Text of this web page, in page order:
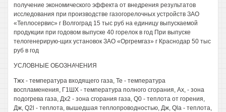
получение экономического эффекта от внедрения результатов
исследования при производстве газогорелочных устройств ЗАО
«Теплосервис» г Волгоград 15 тыс руб на единицу выпускаемой
продукции при годовом выпуске 40 горелок в год При выпуске
телогенерирую-щих установок ЗАО «Оргремгаз» г Краснодар 50 тыс
руб в год
УСЛОВНЫЕ ОБОЗНАЧЕНИЯ
Тжх - температура входящего газа, Те - температура
воспламенения, Г1ШХ - температура полного сгорания, Ах, - зона
подогрева газа, Дх2 - зона сгорания газа, Q0 - теплота от горения,
Дж, Q2l - теплота, вышедшая теплопроводностью, Дж, Qla - теплота,